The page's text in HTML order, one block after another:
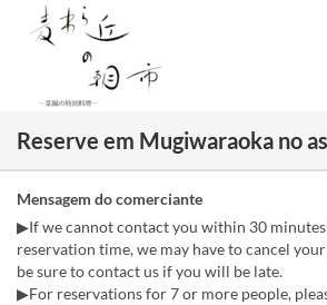
Reserve em Mugiwaraoka no
Mensagem do comerciante
▶If we cannot contact you within 30
reservation time, we may have to cancel
be sure to contact us if you will be late.
▶For reservations for 7 or more people,